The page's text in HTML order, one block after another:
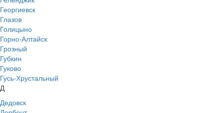
Георгиевск
Глазов
Голицыно
Горно-Алтайск
Грозный
Губкин
Гуково
Гусь-Хрустальный
Д
Дедовск